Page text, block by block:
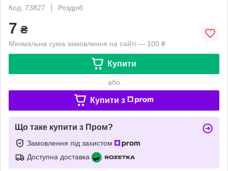
Код: 73827
Роздріб
7 ₴
Мінімальна сума замовлення на сайті — 100 ₴
Купити
або
Купити з
Що таке купити з Пром?
Замовлення під захистом
Доступна доставка